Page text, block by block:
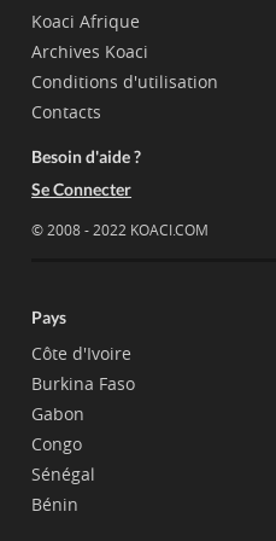
Koaci Afrique
Archives Koaci
Conditions d'utilisation
Contacts
Besoin d'aide ?
Se Connecter
© 2008 - 2022 KOACI.COM
Pays
Côte d'Ivoire
Burkina Faso
Gabon
Congo
Sénégal
Bénin